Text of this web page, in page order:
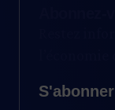
S'abonner